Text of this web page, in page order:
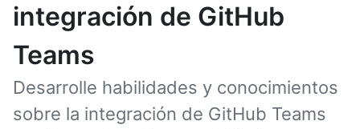
integración de GitHub
Teams
Desarrolle habilidades y conocimientos
sobre la integración de GitHub Teams